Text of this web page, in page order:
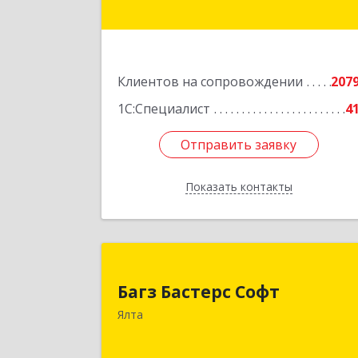
Клиентов на сопровождении
1С:Специалист
41
Отправить заявку
Показать контакты
Отправить заявку
Назад
Багз Бастерс Софт
Ялта
298603, Крым Респ, Ялта г, Свердлова